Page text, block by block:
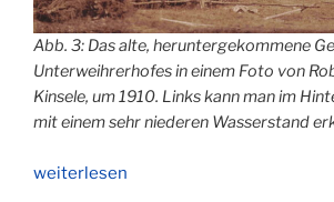
Abb. 3: Das alte, heruntergekommene
Unterweihrerhofes in einem Foto von
Kinsele, um 1910. Links kann man im
mit einem sehr niederen Wasserstand
„Ansichtskarten
weiterlesen